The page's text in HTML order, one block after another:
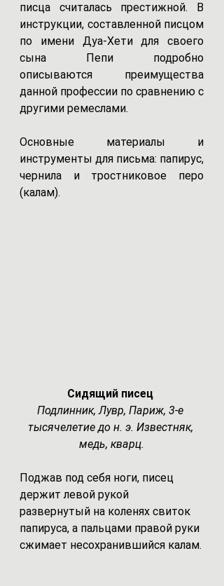
писца считалась престижной. В
инструкции, составленной писцом
по имени Дуа-Хети для своего
сына Пепи подробно
описываются преимущества
данной профессии по сравнению с
другими ремеслами.
Основные материалы и
инструменты для письма: папирус,
чернила и тростниковое перо
(калам).
Сидящий писец
Подлинник, Лувр, Париж, 3-е
тысячелетие до н. э. Известняк,
медь, кварц.
Поджав под себя ноги, писец
держит левой рукой
развернутый на коленях свиток
папируса, а пальцами правой руки
сжимает несохранившийся калам.